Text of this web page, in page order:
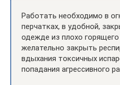
Работать необходимо в
перчатках, в удобной,
одежде из плохо
желательно закрыть
вдыхания токсичных
попадания агрессивного